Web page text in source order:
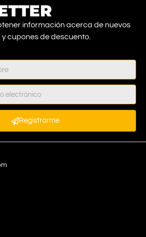
información acerca de nuevos
cupones de descuento.
Registrarme